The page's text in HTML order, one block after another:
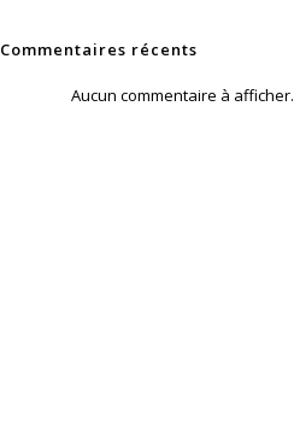
Commentaires récents
Aucun commentaire à afficher.